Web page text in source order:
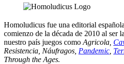
Homoludicus fue una editorial
comienzo de la década de 2010 al ser
nuestro país juegos como Agricola,
Resistencia, Náufragos, Pandemic
Through the Ages.